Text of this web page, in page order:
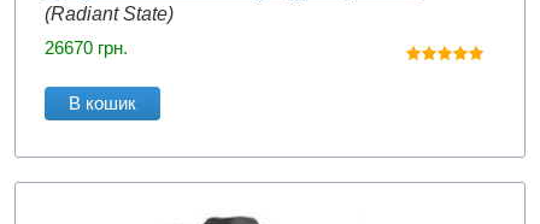
(Radiant State)
26670 грн.
В кошик